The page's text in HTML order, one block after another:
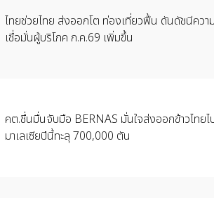
ไทยช่วยไทย ส่งออกโต ท่องเที่ยวฟื้น ดันดัชนีควา
เชื่อมั่นผู้บริโภค ก.ค.69 เพิ่มขึ้น
คต.ชื่นมื่นจับมือ BERNAS มั่นใจส่งออกข้าวไทยไ
มาเลเซียปีนี้ทะลุ 700,000 ตัน